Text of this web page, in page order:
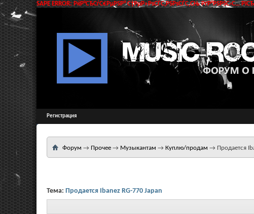
SAPE ERROR: РќР°СЂСѓС€РµРЅР° С†РµР»РѕСЃС‚РЅРѕСЃС‚СЊ
Регистрация
Форум → Прочее → Музыкантам → Куплю/продам → Продается
Тема: Продается Ibanez RG-770 Japan